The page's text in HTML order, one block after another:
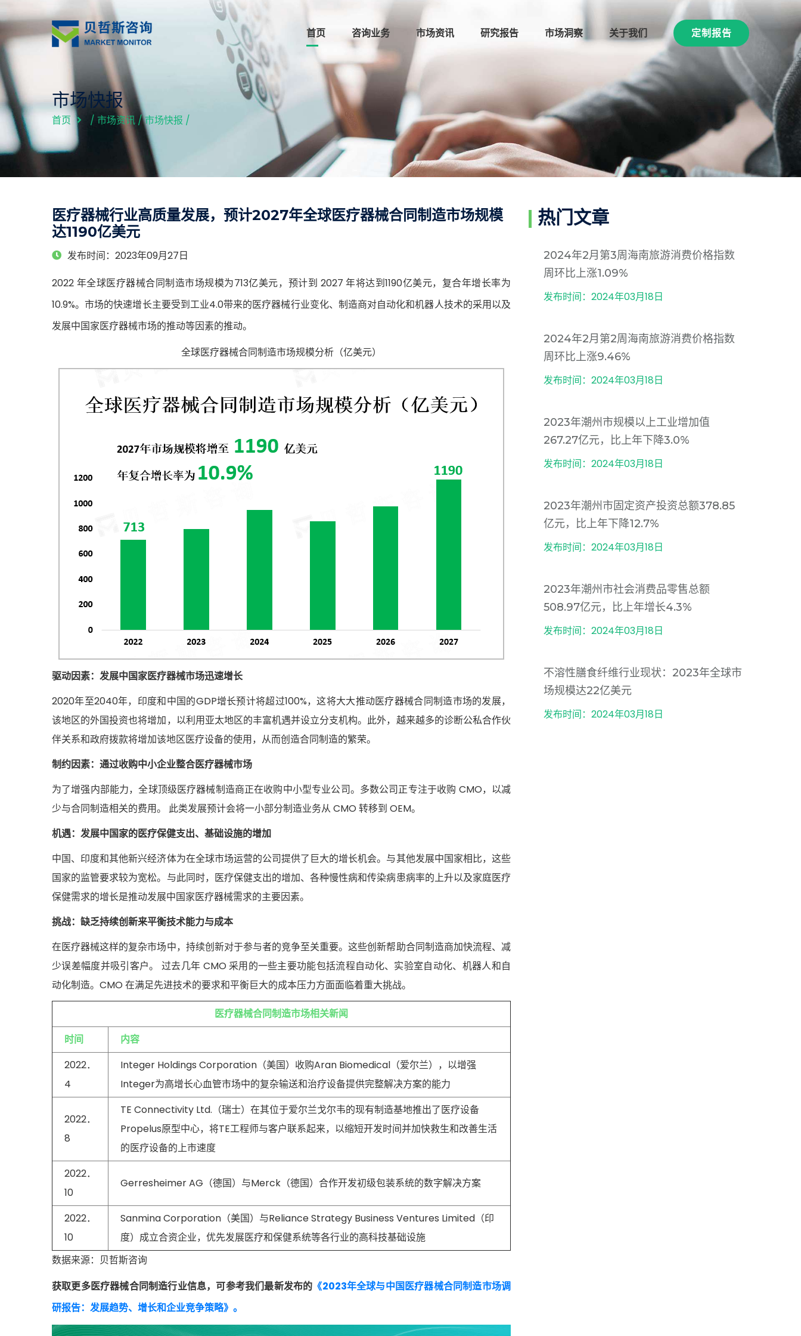
首页 咨询业务 市场资讯 研究报告 市场洞察 关于我们 定制报告
市场快报
首页 / 市场资讯 /市场快报 /
医疗器械行业高质量发展，预计2027年全球医疗器械合同制造市场规模
达1190亿美元
发布时间：2023年09月27日
2022 年全球医疗器械合同制造市场规模为713亿美元，预计到 2027 年将达到1190亿美元，复合年增长率为
10.9%。市场的快速增长主要受到工业4.0带来的医疗器械行业变化、制造商对自动化和机器人技术的采用以及
发展中国家医疗器械市场的推动等因素的推动。
全球医疗器械合同制造市场规模分析（亿美元）
驱动因素：发展中国家医疗器械市场迅速增长
2020年至2040年，印度和中国的GDP增长预计将超过100%，这将大大推动医疗器械合同制造市场的发展，
该地区的外国投资也将增加，以利用亚太地区的丰富机遇并设立分支机构。此外，越来越多的诊断公私合作伙
伴关系和政府拨款将增加该地区医疗设备的使用，从而创造合同制造的繁荣。
制约因素：通过收购中小企业整合医疗器械市场
为了增强内部能力，全球顶级医疗器械制造商正在收购中小型专业公司。多数公司正专注于收购 CMO，以减
少与合同制造相关的费用。 此类发展预计会将一小部分制造业务从 CMO 转移到 OEM。
机遇：发展中国家的医疗保健支出、基础设施的增加
中国、印度和其他新兴经济体为在全球市场运营的公司提供了巨大的增长机会。与其他发展中国家相比，这些
国家的监管要求较为宽松。与此同时，医疗保健支出的增加、各种慢性病和传染病患病率的上升以及家庭医疗
保健需求的增长是推动发展中国家医疗器械需求的主要因素。
挑战：缺乏持续创新来平衡技术能力与成本
在医疗器械这样的复杂市场中，持续创新对于参与者的竞争至关重要。这些创新帮助合同制造商加快流程、减
少误差幅度并吸引客户。 过去几年 CMO 采用的一些主要功能包括流程自动化、实验室自动化、机器人和自
动化制造。CMO 在满足先进技术的要求和平衡巨大的成本压力方面面临着重大挑战。
医疗器械合同制造市场相关新闻
时间
内容
2022．
4
Integer Holdings Corporation（美国）收购Aran Biomedical（爱尔兰），以增强
Integer为高增长心血管市场中的复杂输送和治疗设备提供完整解决方案的能力
2022．
8
TE Connectivity Ltd.（瑞士）在其位于爱尔兰戈尔韦的现有制造基地推出了医疗设备
Propelus原型中心，将TE工程师与客户联系起来，以缩短开发时间并加快救生和改善生活
的医疗设备的上市速度
2022．
10
Gerresheimer AG（德国）与Merck（德国）合作开发初级包装系统的数字解决方案
2022．
10
Sanmina Corporation（美国）与Reliance Strategy Business Ventures Limited（印
度）成立合资企业，优先发展医疗和保健系统等各行业的高科技基础设施
数据来源：贝哲斯咨询
获取更多医疗器械合同制造行业信息，可参考我们最新发布的 《2023年全球与中国医疗器械合同制造市场调
研报告：发展趋势、增长和企业竞争策略》。
热门文章
2024年2月第3周海南旅游消费价格指数
周环比上涨1.09%
发布时间：2024年03月18日
2024年2月第2周海南旅游消费价格指数
周环比上涨9.46%
发布时间：2024年03月18日
2023年潮州市规模以上工业增加值
267.27亿元，比上年下降3.0%
发布时间：2024年03月18日
2023年潮州市固定资产投资总额378.85
亿元，比上年下降12.7%
发布时间：2024年03月18日
2023年潮州市社会消费品零售总额
508.97亿元，比上年增长4.3%
发布时间：2024年03月18日
不溶性膳食纤维行业现状：2023年全球市
场规模达22亿美元
发布时间：2024年03月18日